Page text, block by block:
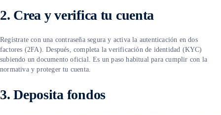
2. Crea y verifica tu cuenta
Regístrate con una contraseña segura y activa la autenticación en dos
factores (2FA). Después, completa la verificación de identidad (KYC)
subiendo un documento oficial. Es un paso habitual para cumplir con la
normativa y proteger tu cuenta.
3. Deposita fondos